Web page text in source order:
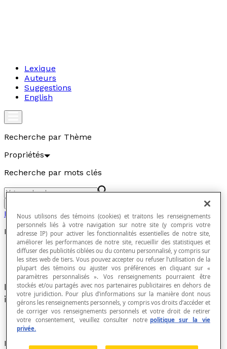
Lexique
Auteurs
Suggestions
English
Recherche par Thème
Propriétés
Recherche par mots clés
Propriétés
Base d'une fonction exponentielle
Nombre qui est affecté de la variable
indépendante.
Exemple
Nous utilisons des témoins (cookies) et traitons les renseignements
personnels liés à votre navigation sur notre site (y compris votre
adresse IP) pour activer les fonctionnalités essentielles de notre site,
améliorer les performances de notre site, recueillir des statistiques et
diffuser des publicités ciblées ou du contenu personnalisé, y compris sur
les sites web de tiers. Vous pouvez accepter ou refuser l’utilisation de la
plupart des témoins ou ajuster vos préférences en cliquant sur «
paramètres personnalisés ». Vos renseignements pourraient être
stockés et/ou partagés avec nos partenaires publicitaires en dehors de
votre juridiction. Pour plus d’informations sur la manière dont nous
gérons les renseignements personnels, y compris vos droits d’accéder et
de corriger vos renseignements personnels et votre droit de retirer
votre consentement, veuillez consulter notre politique sur la vie
privée.